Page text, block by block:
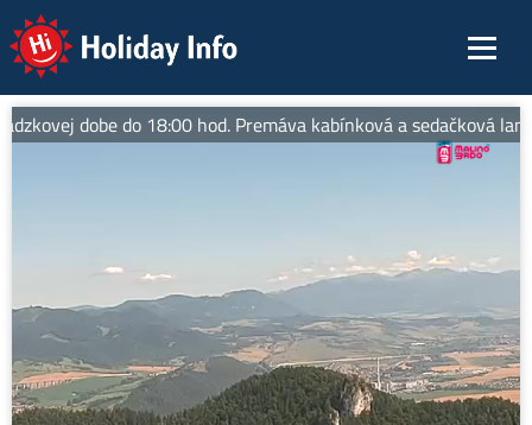
Holiday Info
dobe do 18:00 hod. Premáva kabínková a sedačková